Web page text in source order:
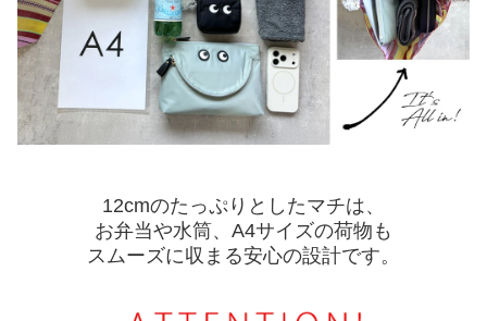
12cmのたっぷりとしたマチは、
お弁当や水筒、A4サイズの荷物も
スムーズに収まる安心の設計です。